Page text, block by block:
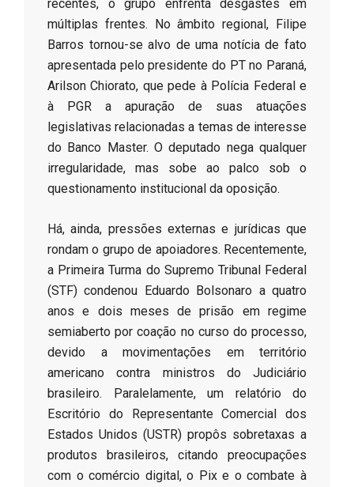
recentes, o grupo enfrenta desgastes em
múltiplas frentes. No âmbito regional, Filipe
Barros tornou-se alvo de uma notícia de fato
apresentada pelo presidente do PT no Paraná,
Arilson Chiorato, que pede à Polícia Federal e
à PGR a apuração de suas atuações
legislativas relacionadas a temas de interesse
do Banco Master. O deputado nega qualquer
irregularidade, mas sobe ao palco sob o
questionamento institucional da oposição.
​Há, ainda, pressões externas e jurídicas que
rondam o grupo de apoiadores. Recentemente,
a Primeira Turma do Supremo Tribunal Federal
(STF) condenou Eduardo Bolsonaro a quatro
anos e dois meses de prisão em regime
semiaberto por coação no curso do processo,
devido a movimentações em território
americano contra ministros do Judiciário
brasileiro. Paralelamente, um relatório do
Escritório do Representante Comercial dos
Estados Unidos (USTR) propôs sobretaxas a
produtos brasileiros, citando preocupações
com o comércio digital, o Pix e o combate à